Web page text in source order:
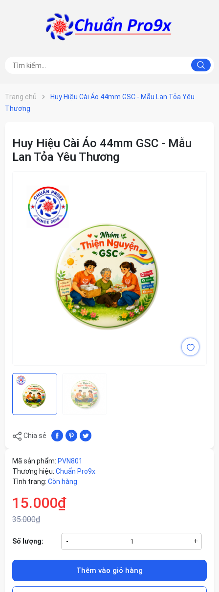
Trang chủ
Huy Hiệu Cài Áo 44mm GSC - Mẫu Lan Tỏa Yêu
Thương
Huy Hiệu Cài Áo 44mm GSC - Mẫu
Lan Tỏa Yêu Thương
Chia sẻ
Mã sản phẩm: PVN801
Thương hiệu: Chuẩn Pro9x
Tình trạng: Còn hàng
15.000₫
35.000₫
Số lượng: - +
Thêm vào giỏ hàng